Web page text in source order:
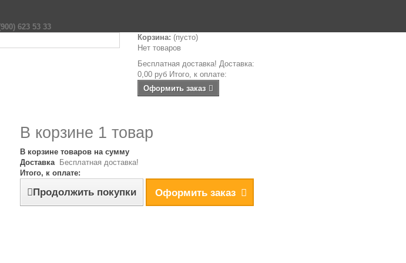
623 53 33
Корзина: (пусто)
Нет товаров
Бесплатная доставка!Доставка:
0,00 руб Итого, к оплате:
Оформить заказ
В корзине 1 товар
В корзине товаров на сумму
Доставка Бесплатная доставка!
Итого, к оплате:
Продолжить покупки Оформить заказ